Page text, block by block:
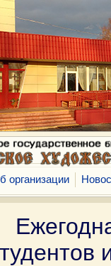
организации